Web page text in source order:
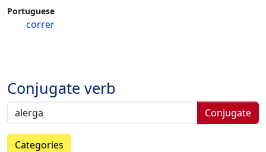
Portuguese
correr
Conjugate verb
Conjugate
Categories